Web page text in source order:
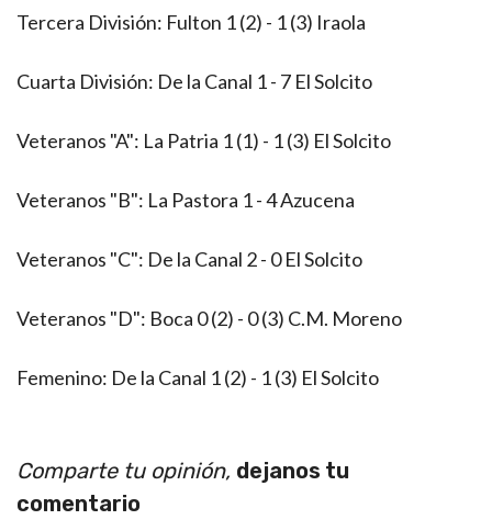
Tercera División: Fulton 1 (2) - 1 (3) Iraola
Cuarta División: De la Canal 1 - 7 El Solcito
Veteranos "A": La Patria 1 (1) - 1 (3) El Solcito
Veteranos "B": La Pastora 1 - 4 Azucena
Veteranos "C": De la Canal 2 - 0 El Solcito
Veteranos "D": Boca 0 (2) - 0 (3) C.M. Moreno
Femenino: De la Canal 1 (2) - 1 (3) El Solcito
Comparte tu opinión, dejanos tu
comentario